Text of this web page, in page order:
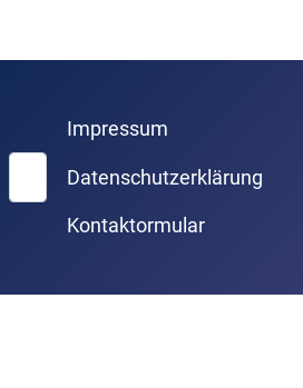
Suchen
Impressum
Datenschutzerklärung
Kontaktormular